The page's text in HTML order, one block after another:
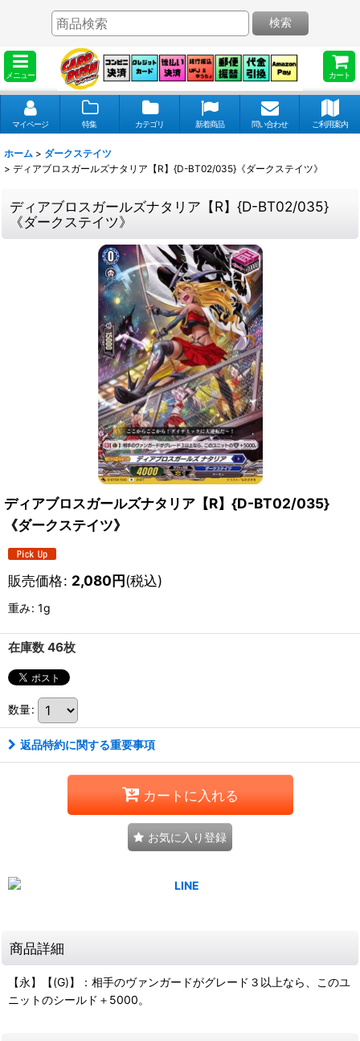
メニュー カート
検索
マイページ 特集 カテゴリ 新着商品 問い合わせ ご利用案内
ホーム > ダークステイツ
> ディアブロスガールズナタリア【R】{D-BT02/035}《ダークステイツ》
ディアブロスガールズナタリア【R】{D-BT02/035}
《ダークステイツ》
ディアブロスガールズナタリア【R】{D-BT02/035}
《ダークステイツ》
販売価格: 2,080円(税込)
重み: 1g
在庫数 46枚
数量:
返品特約に関する重要事項
カートに入れる
お気に入り登録
商品詳細
【永】【(G)】：相手のヴァンガードがグレード３以上なら、このユ
ニットのシールド＋5000。